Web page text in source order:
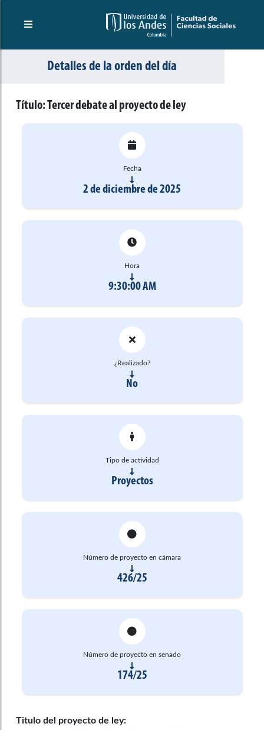
Detalles de la orden del día
Título:Tercer debate al proyecto de ley
Fecha
2 de diciembre de 2025
Hora
9:30:00 AM
¿Realizado?
No
Tipo de actividad
Proyectos
Número de proyecto en cámara
426/25
Número de proyecto en senado
174/25
Titulo del proyecto de ley: